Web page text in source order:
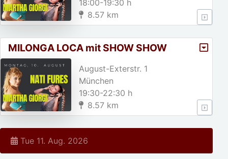
18:00-19:30 h
8.57 km
MILONGA LOCA mit SHOW SHOW
SHOW
August-Exterstr. 1
München
19:30-22:30 h
8.57 km
Tue 11. Aug. 2026